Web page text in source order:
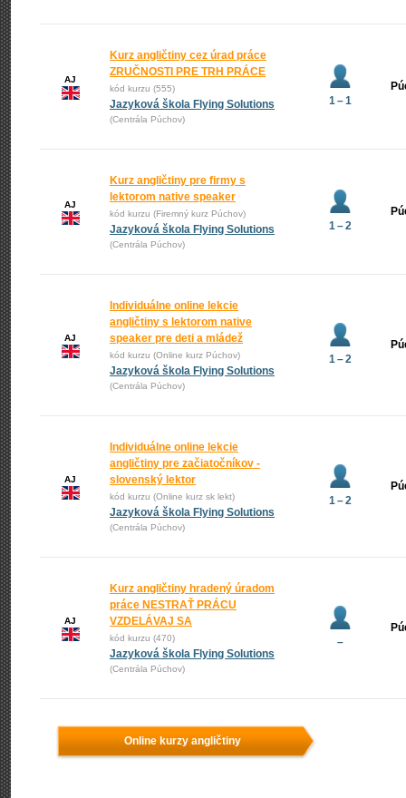
AJ
Kurz angličtiny cez úrad práce
ZRUČNOSTI PRE TRH PRÁCE
kód kurzu (555)
Jazyková škola Flying Solutions
(Centrála Púchov)
1 – 1
AJ
Kurz angličtiny pre firmy s
lektorom native speaker
kód kurzu (Firemný kurz Púchov)
Jazyková škola Flying Solutions
(Centrála Púchov)
1 – 2
AJ
Individuálne online lekcie
angličtiny s lektorom native
speaker pre deti a mládež
kód kurzu (Online kurz Púchov)
Jazyková škola Flying Solutions
(Centrála Púchov)
1 – 2
AJ
Individuálne online lekcie
angličtiny pre začiatočníkov -
slovenský lektor
kód kurzu (Online kurz sk lekt)
Jazyková škola Flying Solutions
(Centrála Púchov)
1 – 2
AJ
Kurz angličtiny hradený úradom
práce NESTRAŤ PRÁCU
VZDELÁVAJ SA
kód kurzu (470)
Jazyková škola Flying Solutions
(Centrála Púchov)
–
Online kurzy angličtiny